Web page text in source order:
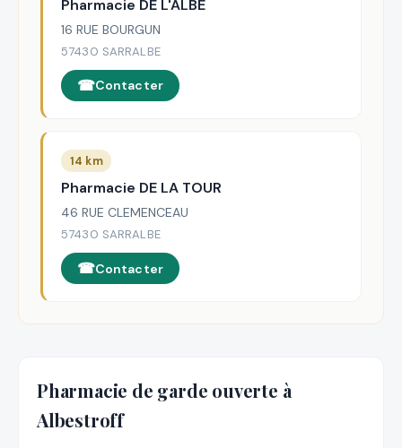
Pharmacie DE L'ALBE
16 RUE BOURGUN
57430 SARRALBE
Contacter
14 km
Pharmacie DE LA TOUR
46 RUE CLEMENCEAU
57430 SARRALBE
Contacter
Pharmacie de garde ouverte à
Albestroff